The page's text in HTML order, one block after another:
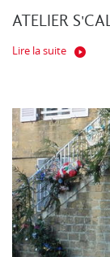
ATELIER
Lire la suite